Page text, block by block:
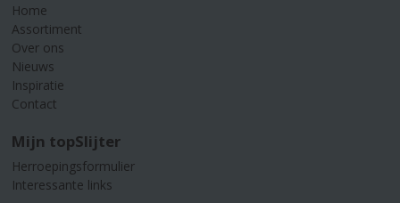
Home
Assortiment
Over ons
Nieuws
Inspiratie
Contact
Mijn topSlijter
Herroepingsformulier
Interessante links